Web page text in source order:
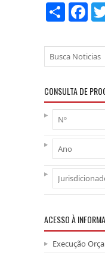
COMPARTILHAR
FACEBOOK
CONSULTA DE
ACESSO À
Execução